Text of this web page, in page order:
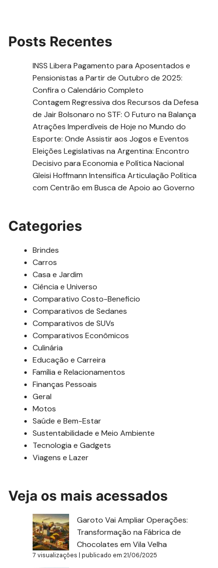
Posts Recentes
INSS Libera Pagamento para Aposentados e
Pensionistas a Partir de Outubro de 2025:
Confira o Calendário Completo
Contagem Regressiva dos Recursos da Defesa
de Jair Bolsonaro no STF: O Futuro na Balança
Atrações Imperdíveis de Hoje no Mundo do
Esporte: Onde Assistir aos Jogos e Eventos
Eleições Legislativas na Argentina: Encontro
Decisivo para Economia e Política Nacional
Gleisi Hoffmann Intensifica Articulação Política
com Centrão em Busca de Apoio ao Governo
Categories
Brindes
Carros
Casa e Jardim
Ciência e Universo
Comparativo Costo-Beneficio
Comparativos de Sedanes
Comparativos de SUVs
Comparativos Econômicos
Culinária
Educação e Carreira
Família e Relacionamentos
Finanças Pessoais
Geral
Motos
Saúde e Bem-Estar
Sustentabilidade e Meio Ambiente
Tecnologia e Gadgets
Viagens e Lazer
Veja os mais acessados
Garoto Vai Ampliar Operações:
Transformação na Fábrica de
Chocolates em Vila Velha
7 visualizações |publicado em 21/06/2025